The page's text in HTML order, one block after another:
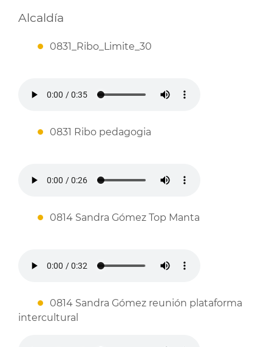
Alcaldía
0831_Ribo_Limite_30
0831 Ribo pedagogia
0814 Sandra Gómez Top Manta
0814 Sandra Gómez reunión plataforma
intercultural